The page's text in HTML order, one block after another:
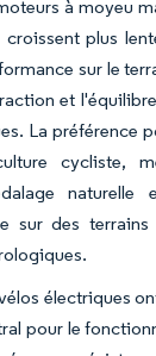
à moyeu
plus
sur le
et
La préférence
cycliste,
naturelle
sur des
électriques
pour le